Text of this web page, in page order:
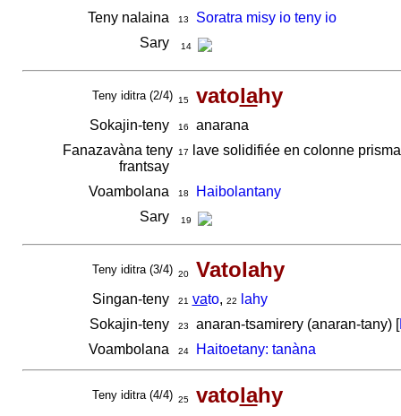
Teny nalaina
13
Soratra misy io teny io
Sary
14
Teny iditra (2/4) 15 vatolahy
Sokajin-teny 16
anarana
Fanazavàna teny
frantsay
17 lave solidifiée en colonne
Voambolana 18
Haibolantany
Sary
19
Teny iditra (3/4) 20 Vatolahy
Singan-teny 21 vato, 22
lahy
Sokajin-teny
23 anaran-tsamirery (anaran-tany) [
Voambolana
24 Haitoetany: tanàna
Teny iditra (4/4) 25 vatolahy